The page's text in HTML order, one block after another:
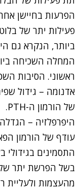
הפרעות בחיישן
פעילות יתר של
ביותר, הנקרא גם
המחלה השכיחה
ראשוני. הסיבות
אדנומה – גידול
של הורמון ה-PTH.
היפרפלזיה –
עודף של הורמון
התסמינים בגידולי
מהעצמות ולעליית